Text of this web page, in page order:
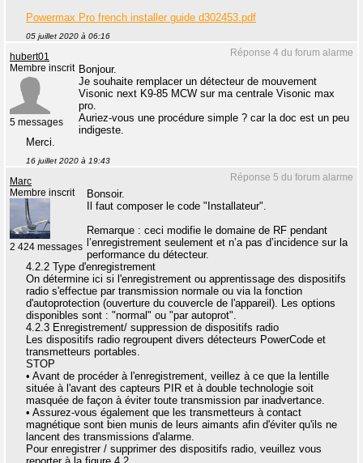
Powermax Pro french installer guide d302453.pdf
05 juillet 2020 à 06:16
Réponse 4 du forum alarme
hubert01
Membre inscrit
5 messages
Bonjour.
Je souhaite remplacer un détecteur de mouvement
Visonic next K9-85 MCW sur ma centrale Visonic max
pro.
Auriez-vous une procédure simple ? car la doc est un peu
indigeste.
Merci.
16 juillet 2020 à 19:43
Réponse 5 du forum alarme
Marc
Membre inscrit
2 424 messages
Bonsoir.
Il faut composer le code "Installateur".
Remarque : ceci modifie le domaine de RF pendant
l’enregistrement seulement et n’a pas d’incidence sur la
performance du détecteur.
4.2.2 Type d'enregistrement
On détermine ici si l'enregistrement ou apprentissage des dispositifs
radio s'effectue par transmission normale ou via la fonction
d'autoprotection (ouverture du couvercle de l'appareil). Les options
disponibles sont : "normal" ou "par autoprot".
4.2.3 Enregistrement/ suppression de dispositifs radio
Les dispositifs radio regroupent divers détecteurs PowerCode et
transmetteurs portables.
STOP
• Avant de procéder à l'enregistrement, veillez à ce que la lentille
située à l'avant des capteurs PIR et à double technologie soit
masquée de façon à éviter toute transmission par inadvertance.
• Assurez-vous également que les transmetteurs à contact
magnétique sont bien munis de leurs aimants afin d'éviter qu'ils ne
lancent des transmissions d'alarme.
Pour enregistrer / supprimer des dispositifs radio, veuillez vous